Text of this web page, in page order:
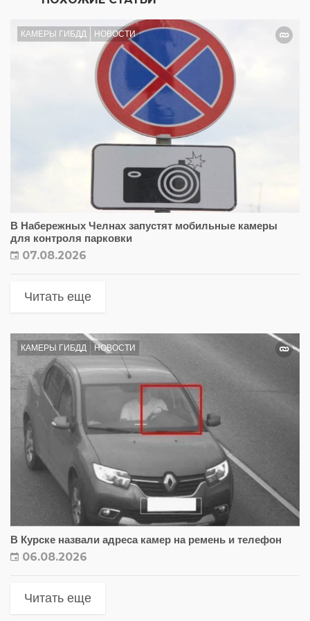
КАМЕРЫ ГИБДД НОВОСТИ
В Набережных Челнах запустят мобильные камеры
для контроля парковки
07.08.2026
Читать еще
КАМЕРЫ ГИБДД НОВОСТИ
В Курске назвали адреса камер на ремень и телефон
06.08.2026
Читать еще